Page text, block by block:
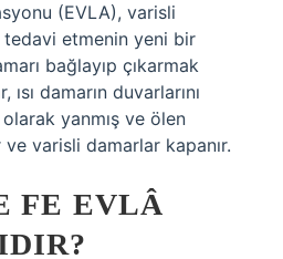
(EVLA), varisli
tedavi etmenin yeni bir
bağlayıp çıkarmak
ısı damarın duvarlarını
yanmış ve ölen
varisli damarlar kapanır.
FE EVLÂ